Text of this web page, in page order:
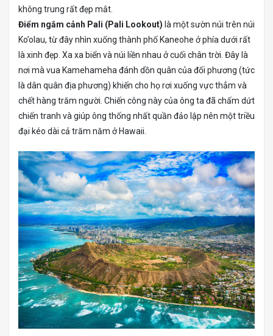
không trung rất đẹp mắt.
Điểm ngắm cảnh Pali (Pali Lookout) là một sườn núi trên núi
Ko’olau, từ đây nhìn xuống thành phố Kaneohe ở phía dưới rất
là xinh đẹp. Xa xa biển và núi liền nhau ở cuối chân trời. Đây là
nơi mà vua Kamehameha đánh dồn quân của đối phương (tức
là dân quân địa phương) khiến cho họ rơi xuống vực thẳm và
chết hàng trăm người. Chiến công này của ông ta đã chấm dứt
chiến tranh và giúp ông thống nhất quần đảo lập nên một triều
đại kéo dài cả trăm năm ở Hawaii.